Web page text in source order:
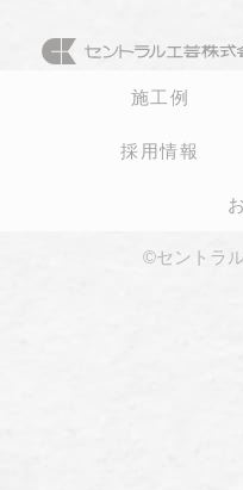
施工例
採用情報
©セントラ